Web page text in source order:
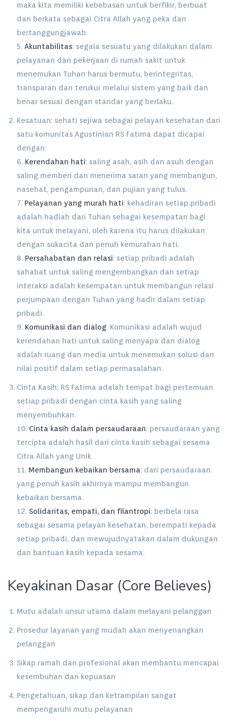
maka kita memiliki kebebasan untuk berfikir, berbuat
dan berkata sebagai Citra Allah yang peka dan
bertanggungjawab.
5. Akuntabilitas: segala sesuatu yang dilakukan dalam
pelayanan dan pekerjaan di rumah sakit untuk
menemukan Tuhan harus bermutu, berintegritas,
transparan dan terukur melalui sistem yang baik dan
benar sesuai dengan standar yang berlaku.
Kesatuan: sehati sejiwa sebagai pelayan kesehatan dari
satu komunitas Agustinian RS Fatima dapat dicapai
dengan:
6. Kerendahan hati: saling asah, asih dan asuh dengan
saling memberi dan menerima saran yang membangun,
nasehat, pengampunan, dan pujian yang tulus.
7. Pelayanan yang murah hati: kehadiran setiap pribadi
adalah hadiah dari Tuhan sebagai kesempatan bagi
kita untuk melayani, oleh karena itu harus dilakukan
dengan sukacita dan penuh kemurahan hati.
8. Persahabatan dan relasi: setiap pribadi adalah
sahabat untuk saling mengembangkan dan setiap
interaksi adalah kesempatan untuk membangun relasi
perjumpaan dengan Tuhan yang hadir dalam setiap
pribadi.
9. Komunikasi dan dialog: Komunikasi adalah wujud
kerendahan hati untuk saling menyapa dan dialog
adalah ruang dan media untuk menemukan solusi dan
nilai positif dalam setiap permasalahan.
Cinta Kasih: RS Fatima adalah tempat bagi pertemuan
setiap pribadi dengan cinta kasih yang saling
menyembuhkan.
10. Cinta kasih dalam persaudaraan: persaudaraan yang
tercipta adalah hasil dari cinta kasih sebagai sesama
Citra Allah yang Unik.
11. Membangun kebaikan bersama: dari persaudaraan
yang penuh kasih akhirnya mampu membangun
kebaikan bersama.
12. Solidaritas, empati, dan filantropi: berbela rasa
sebagai sesama pelayan kesehatan, berempati kepada
setiap pribadi, dan mewujudnyatakan dalam dukungan
dan bantuan kasih kepada sesama.
Keyakinan Dasar (Core Believes)
Mutu adalah unsur utama dalam melayani pelanggan
Prosedur layanan yang mudah akan menyenangkan
pelanggan
Sikap ramah dan profesional akan membantu mencapai
kesembuhan dan kepuasan
Pengetahuan, sikap dan ketrampilan sangat
mempengaruhi mutu pelayanan